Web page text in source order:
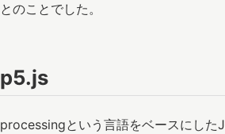
とのことでした。
p5.js
processingという言語をベースにした